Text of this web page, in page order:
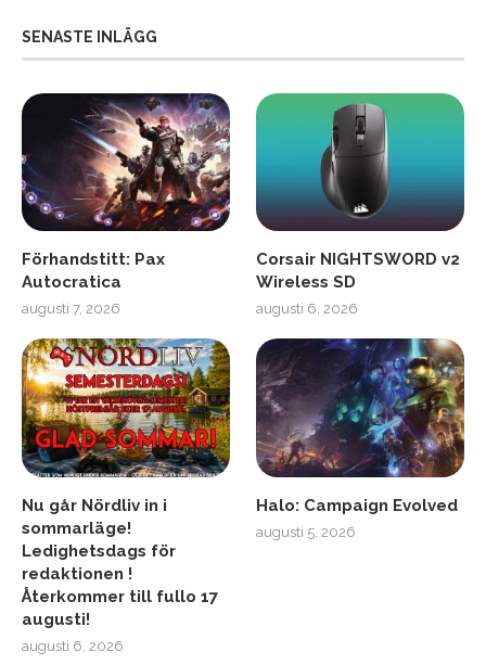
SENASTE INLÄGG
Förhandstitt: Pax
Autocratica
augusti 7, 2026
Corsair NIGHTSWORD v2
Wireless SD
augusti 6, 2026
Nu går Nördliv in i
sommarläge!
Ledighetsdags för
redaktionen !
Återkommer till fullo 17
augusti!
augusti 6, 2026
Halo: Campaign Evolved
augusti 5, 2026